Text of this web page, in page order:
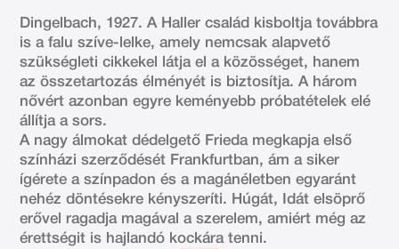
Dingelbach, 1927. A Haller család kisboltja továbbra
is a falu szíve-lelke, amely nemcsak alapvető
szükségleti cikkekel látja el a közösséget, hanem
az összetartozás élményét is biztosítja. A három
nővért azonban egyre keményebb próbatételek elé
állítja a sors.
A nagy álmokat dédelgető Frieda megkapja első
színházi szerződését Frankfurtban, ám a siker
ígérete a színpadon és a magánéletben egyaránt
nehéz döntésekre kényszeríti. Húgát, Idát elsöprő
erővel ragadja magával a szerelem, amiért még az
érettségit is hajlandó kockára tenni.